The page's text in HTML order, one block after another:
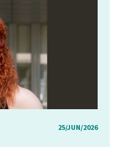
25/JUN/2026